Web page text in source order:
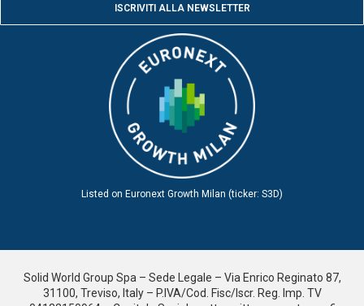
ISCRIVITI ALLA NEWSLETTER
Listed on Euronext Growth Milan (ticker: S3D)
Solid World Group Spa – Sede Legale – Via Enrico Reginato 87,
31100, Treviso, Italy – P.IVA/Cod. Fisc/Iscr. Reg. Imp. TV